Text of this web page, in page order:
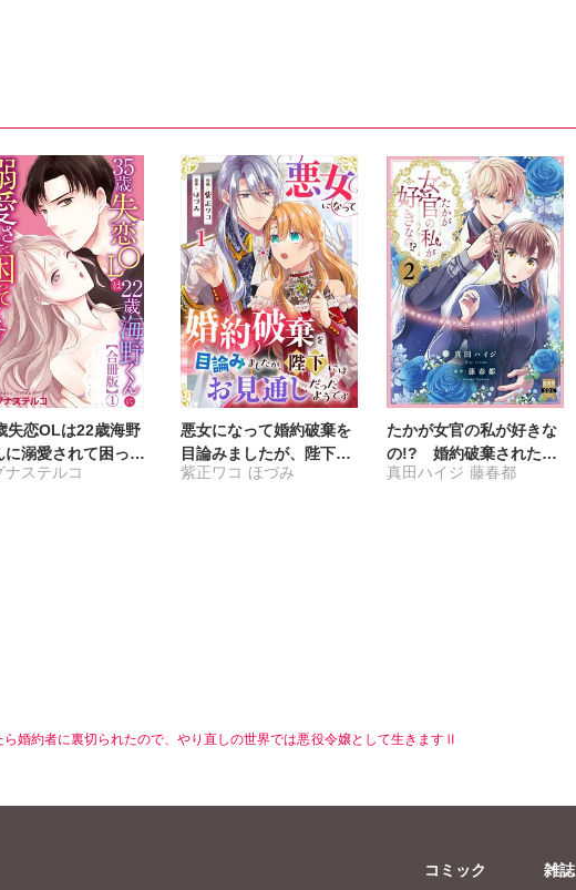
失恋OLは22歳海野
に溺愛されて困って
【合冊版】
ナステルコ
悪女になって婚約破棄を
目論みましたが、陛下に
はお見通しだったようで
紫正ワコ ほづみ
たかが女官の私が好きな
の!? 婚約破棄された姫
様を差し置いて、結婚な
真田ハイジ 藤春都
婚約者に裏切られたので、やり直しの世界では悪役令嬢として生きますⅡ
コミック 雑誌